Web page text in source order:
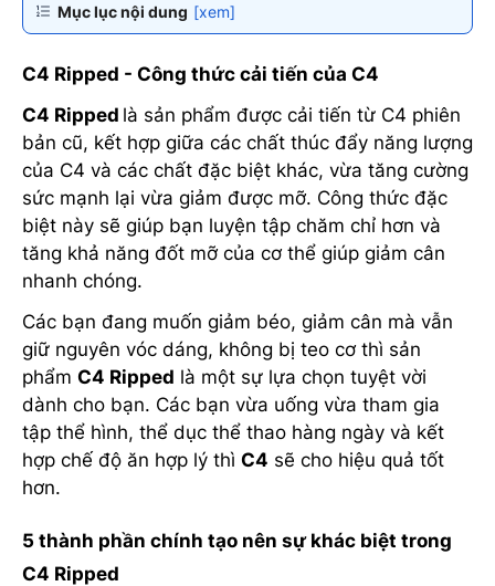
Mục lục nội dung [xem]
C4 Ripped - Công thức cải tiến của C4
C4 Ripped là sản phẩm được cải tiến từ C4 phiên
bản cũ, kết hợp giữa các chất thúc đẩy năng lượng
của C4 và các chất đặc biệt khác, vừa tăng cường
sức mạnh lại vừa giảm được mỡ. Công thức đặc
biệt này sẽ giúp bạn luyện tập chăm chỉ hơn và
tăng khả năng đốt mỡ của cơ thể giúp giảm cân
nhanh chóng.
Các bạn đang muốn giảm béo, giảm cân mà vẫn
giữ nguyên vóc dáng, không bị teo cơ thì sản
phẩm C4 Ripped là một sự lựa chọn tuyệt vời
dành cho bạn. Các bạn vừa uống vừa tham gia
tập thể hình, thể dục thể thao hàng ngày và kết
hợp chế độ ăn hợp lý thì C4 sẽ cho hiệu quả tốt
hơn.
5 thành phần chính tạo nên sự khác biệt trong
C4 Ripped